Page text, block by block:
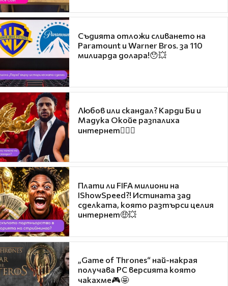
Съдията отложи сливането на
Paramount и Warner Bros. за 110
милиарда долара!😯💥
Любов или скандал? Карди Би и
Мадука Окойе разпалиха
интернет❤️‍🔥🔥
Плати ли FIFA милиони на
IShowSpeed?! Истината зад
сделката, която разтърси целия
интернет🤑💥
„Game of Thrones“ най-накрая
получава PC версията която
чакахме🎮🤩